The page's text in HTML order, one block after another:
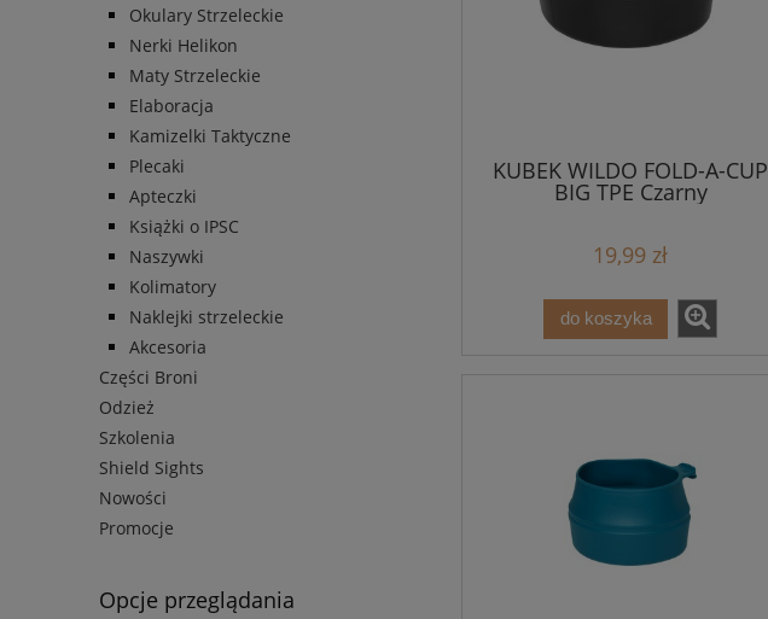
Okulary Strzeleckie
Nerki Helikon
Maty Strzeleckie
Elaboracja
Kamizelki Taktyczne
Plecaki
Apteczki
Książki o IPSC
Naszywki
Kolimatory
Naklejki strzeleckie
Akcesoria
Części Broni
Odzież
Szkolenia
Shield Sights
Nowości
Promocje
Opcje przeglądania
KUBEK WILDO FOLD-A-CUP
BIG TPE Czarny
19,99 zł
do koszyka